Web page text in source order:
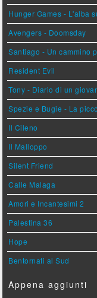
Hunger Games - L'alba
Avengers - Doomsday
Santiago - Un cammino
Resident Evil
Tony - Diario di un
Spezie e Bugie - La
Il Cileno
Il Malloppo
Silent Friend
Calle Malaga
Amori e Incantesimi 2
Palestina 36
Hope
Bentornati al Sud
Appena aggiunti